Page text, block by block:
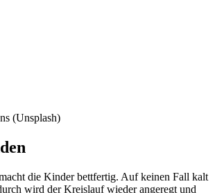
(Unsplash)
die Kinder bettfertig. Auf keinen Fall kalt
wird der Kreislauf wieder angeregt und